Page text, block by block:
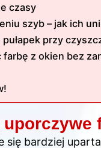
czasy
szyb – jak ich
przy
z okien bez
się bardziej